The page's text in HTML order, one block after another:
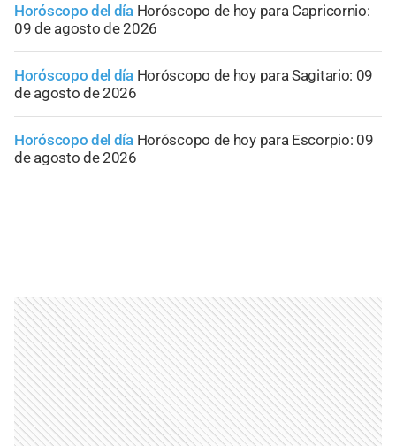
Horóscopo del día Horóscopo de hoy para Capricornio:
09 de agosto de 2026
Horóscopo del día Horóscopo de hoy para Sagitario: 09
de agosto de 2026
Horóscopo del día Horóscopo de hoy para Escorpio: 09
de agosto de 2026